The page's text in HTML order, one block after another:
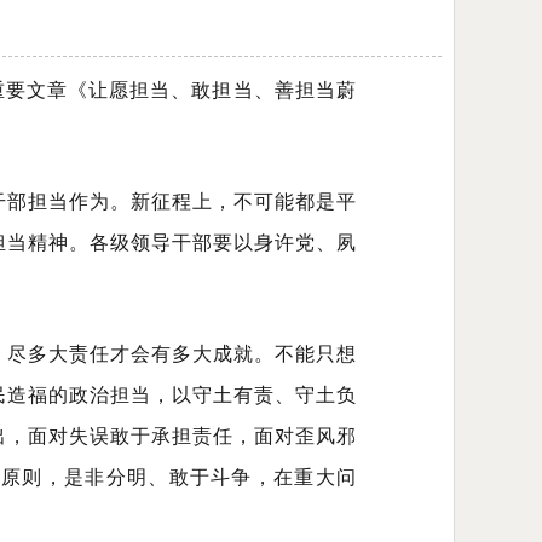
文章《让愿担当、敢担当、善担当蔚
担当作为。新征程上，不可能都是平
精神。各级领导干部要以身许党、夙
多大责任才会有多大成就。不能只想
福的政治担当，以守土有责、守土负
面对失误敢于承担责任，面对歪风邪
则，是非分明、敢于斗争，在重大问